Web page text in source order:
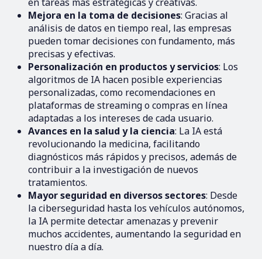
Mejora en la toma de decisiones: Gracias al
análisis de datos en tiempo real, las empresas
pueden tomar decisiones con fundamento, más
precisas y efectivas.
Personalización en productos y servicios: Los
algoritmos de IA hacen posible experiencias
personalizadas, como recomendaciones en
plataformas de streaming o compras en línea
adaptadas a los intereses de cada usuario.
Avances en la salud y la ciencia: La IA está
revolucionando la medicina, facilitando
diagnósticos más rápidos y precisos, además de
contribuir a la investigación de nuevos
tratamientos.
Mayor seguridad en diversos sectores: Desde
la ciberseguridad hasta los vehículos autónomos,
la IA permite detectar amenazas y prevenir
muchos accidentes, aumentando la seguridad en
nuestro día a día.